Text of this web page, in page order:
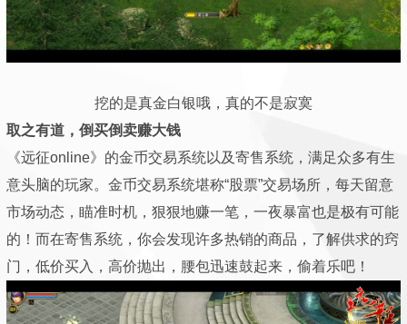
挖的是真金白银哦，真的不是寂寞
取之有道，倒买倒卖赚大钱
《远征online》的金币交易系统以及寄售系统，满足众多有生
意头脑的玩家。金币交易系统堪称“股票”交易场所，每天留意
市场动态，瞄准时机，狠狠地赚一笔，一夜暴富也是极有可能
的！而在寄售系统，你会发现许多热销的商品，了解供求的窍
门，低价买入，高价抛出，腰包迅速鼓起来，偷着乐吧！